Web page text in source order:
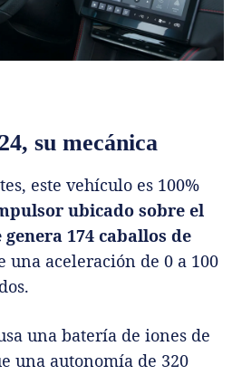
su mecánica
este vehículo es 100%
ubicado sobre el
174 caballos de
una aceleración de 0 a 100
una batería de iones de
una autonomía de 320